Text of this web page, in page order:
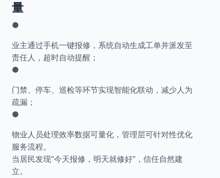
量
●
业主通过手机一键报修，系统自动生成工单并派发至
责任人，超时自动提醒；
●
门禁、停车、巡检等环节实现智能化联动，减少人为
疏漏；
●
物业人员处理效率数据可量化，管理层可针对性优化
服务流程。
当居民发现“今天报修，明天就修好”，信任自然建
立。